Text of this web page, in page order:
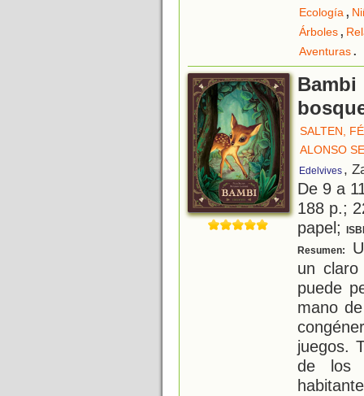
Ecología,
Árboles,
Aventuras.
SALTEN,
ALONSO
Edelvives ,
De 9 a
188 p.;
papel;
Resumen:
un claro
puede
mano
juegos.
de los